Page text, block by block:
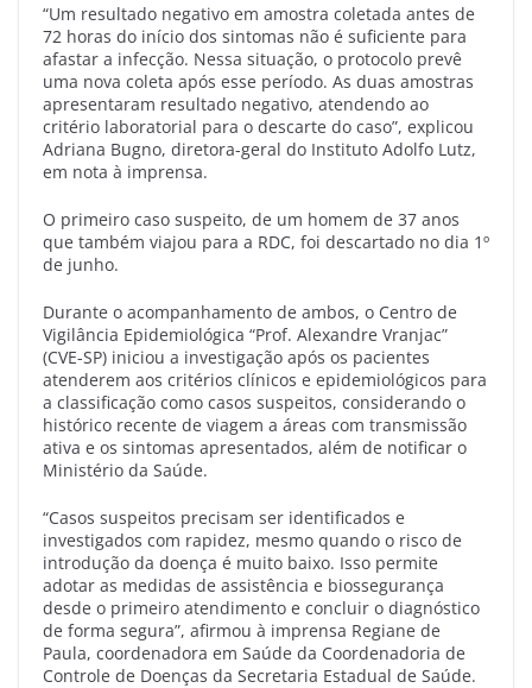
“Um resultado negativo em amostra coletada antes de
72 horas do início dos sintomas não é suficiente para
afastar a infecção. Nessa situação, o protocolo prevê
uma nova coleta após esse período. As duas amostras
apresentaram resultado negativo, atendendo ao
critério laboratorial para o descarte do caso”, explicou
Adriana Bugno, diretora-geral do Instituto Adolfo Lutz,
em nota à imprensa.
O primeiro caso suspeito, de um homem de 37 anos
que também viajou para a RDC, foi descartado no dia 1º
de junho.
Durante o acompanhamento de ambos, o Centro de
Vigilância Epidemiológica “Prof. Alexandre Vranjac”
(CVE-SP) iniciou a investigação após os pacientes
atenderem aos critérios clínicos e epidemiológicos para
a classificação como casos suspeitos, considerando o
histórico recente de viagem a áreas com transmissão
ativa e os sintomas apresentados, além de notificar o
Ministério da Saúde.
“Casos suspeitos precisam ser identificados e
investigados com rapidez, mesmo quando o risco de
introdução da doença é muito baixo. Isso permite
adotar as medidas de assistência e biossegurança
desde o primeiro atendimento e concluir o diagnóstico
de forma segura”, afirmou à imprensa Regiane de
Paula, coordenadora em Saúde da Coordenadoria de
Controle de Doenças da Secretaria Estadual de Saúde.